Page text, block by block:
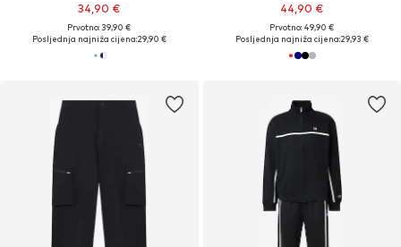
34,90 €
Prvotno: 39,90 €
Posljednja najniža cijena:29,90 €
44,90 €
Prvotno: 49,90 €
Posljednja najniža cijena:29,93 €